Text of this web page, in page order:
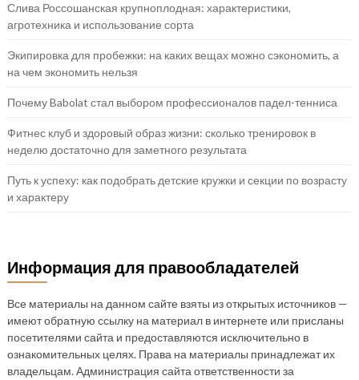
Слива Россошанская крупноплодная: характеристики,
агротехника и использование сорта
Экипировка для пробежки: на каких вещах можно сэкономить, а
на чем экономить нельзя
Почему Babolat стал выбором профессионалов падел-тенниса
Фитнес клуб и здоровый образ жизни: сколько тренировок в
неделю достаточно для заметного результата
Путь к успеху: как подобрать детские кружки и секции по возрасту
и характеру
Информация для правообладателей
Все материалы на данном сайте взяты из открытых источников —
имеют обратную ссылку на материал в интернете или присланы
посетителями сайта и предоставляются исключительно в
ознакомительных целях. Права на материалы принадлежат их
владельцам. Администрация сайта ответственности за